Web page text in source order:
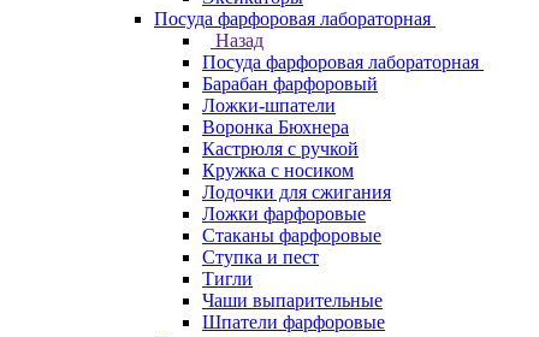
Посуда фарфоровая лабораторная
Назад
Посуда фарфоровая лабораторная
Барабан фарфоровый
Ложки-шпатели
Воронка Бюхнера
Кастрюля с ручкой
Кружка с носиком
Лодочки для сжигания
Ложки фарфоровые
Стаканы фарфоровые
Ступка и пест
Тигли
Чаши выпарительные
Шпатели фарфоровые